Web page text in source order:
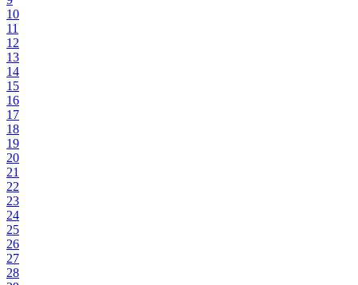
10
11
12
13
14
15
16
17
18
19
20
21
22
23
24
25
26
27
28